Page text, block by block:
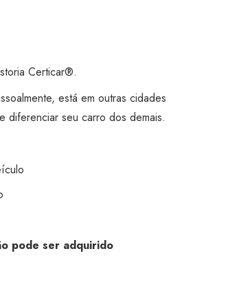
Certicar®.
está em outras cidades
diferenciar seu carro dos demais.
pode ser adquirido